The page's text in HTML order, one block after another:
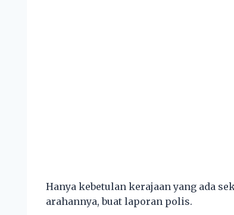
Hanya kebetulan kerajaan yang ada
arahannya, buat laporan polis.